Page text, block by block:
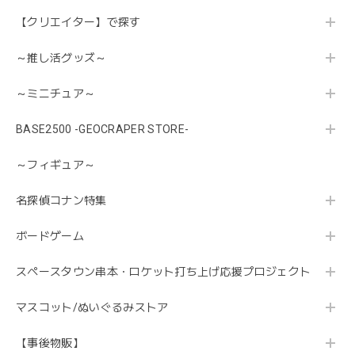
【クリエイター】で探す
～推し活グッズ～
～ミニチュア～
BASE2500 -GEOCRAPER STORE-
～フィギュア～
名探偵コナン特集
ボードゲーム
スペースタウン串本・ロケット打ち上げ応援プロジェクト
マスコット/ぬいぐるみストア
【事後物販】